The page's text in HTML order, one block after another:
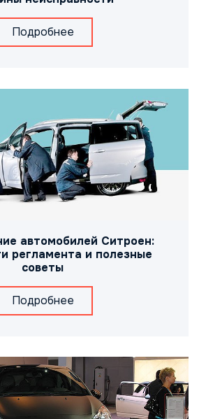
Подробнее
автомобилей Ситроен:
регламента и полезные
советы
Подробнее